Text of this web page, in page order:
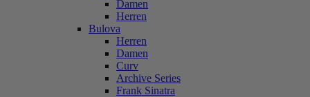
Damen
Herren
Bulova
Herren
Damen
Curv
Archive Series
Frank Sinatra